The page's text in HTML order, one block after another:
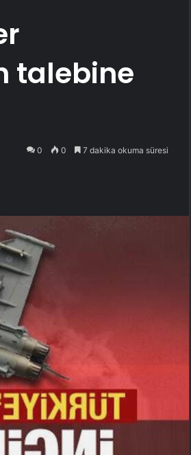
talebine
0 0 7 dakika okuma süresi